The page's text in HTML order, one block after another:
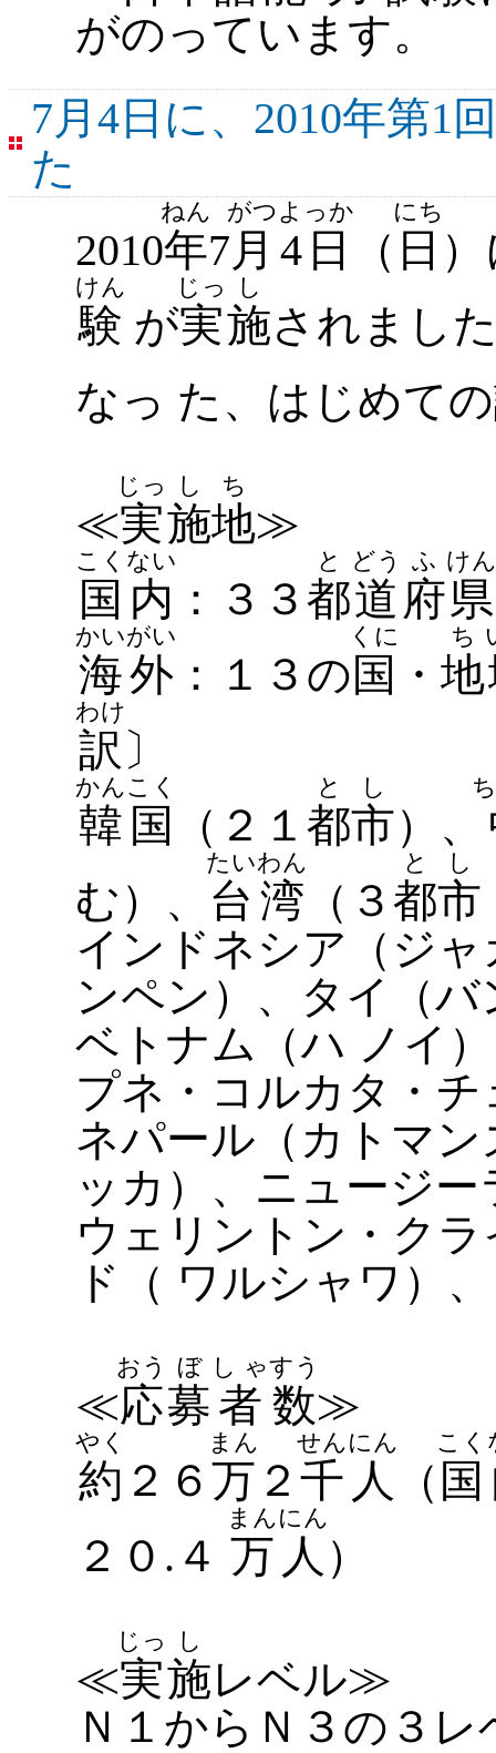
がのっています。
7月4日に、2010年第1
た
2010年
ねん
7月
がつ
4日
よっか
（ 日
にち
験
けん
が実
じっ
施
し
されまし
なっ た、はじめての
≪実
じっ
施
し
地
ち
≫
国
こく
内
ない
：３３ 都
と
道
どう
府
ふ
県
けん
海
かい
外
がい
：１３の国
くに
・ 地
ち
訳
わけ
〕
韓
かん
国
こく
（２１ 都
と
市
し
）、
む）、 台
たい
湾
わん
（３ 都
と
市
し
インドネシア（ジ
ンペン）、タイ（
ベトナム（ハ ノイ
プネ・コルカタ・
ネパール（カトマ
ッカ）、ニュージ
ウェリントン・ク
ド（ ワルシャワ）
≪応
おう
募
ぼ
者
し ゃ
数
すう
≫
約
やく
２６ 万
まん
２ 千
せん
人
にん
（ 国
こく
２０.４ 万
まん
人
にん
）
≪実
じっ
施
し
レベル≫
Ｎ１からＮ３の３レ